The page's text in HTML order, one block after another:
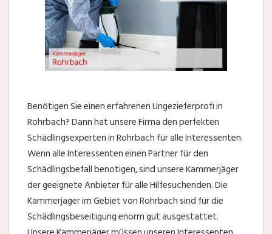
Benötigen Sie einen erfahrenen Ungezieferprofi in
Rohrbach? Dann hat unsere Firma den perfekten
Schädlingsexperten in Rohrbach für alle Interessenten.
Wenn alle Interessenten einen Partner für den
Schädlingsbefall benotigen, sind unsere Kammerjäger
der geeignete Anbieter für alle Hilfesuchenden. Die
Kammerjäger im Gebiet von Rohrbach sind für die
Schädlingsbeseitigung enorm gut ausgestattet.